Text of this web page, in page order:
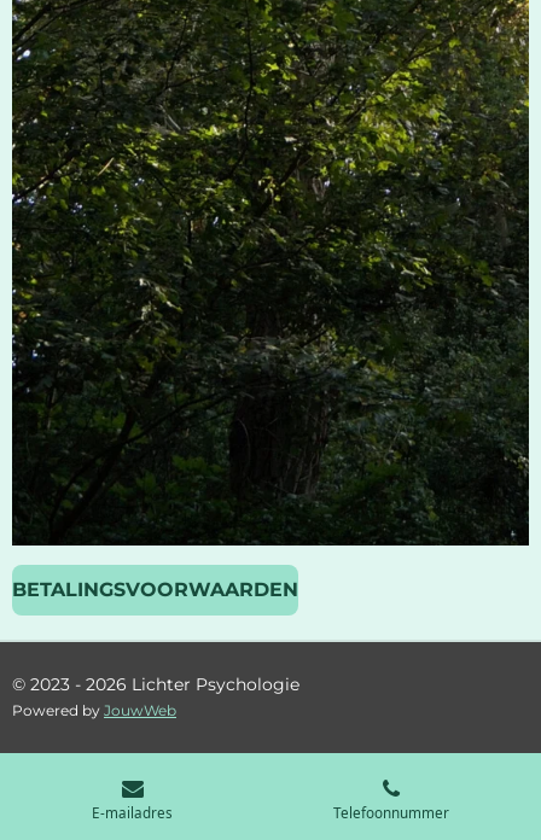
BETALINGSVOORWAARDEN
© 2023 - 2026 Lichter Psychologie
Powered by JouwWeb
E-mailadres Telefoonnummer